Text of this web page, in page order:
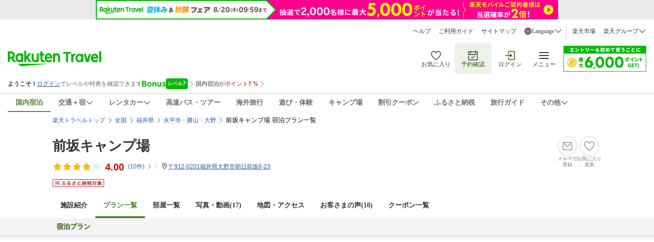
ヘルプ ご利用ガイド サイトマップ Language 楽天市場 楽天グループ
お気に入り 予約確認 ログイン メニュー
国内宿泊 交通＋宿 レンタカー 高速バス・ツアー 海外旅行 遊び・体験 キャンプ場 割引クーポン ふるさと納税 旅行ガイド その他
楽天トラベルトップ 全国 福井県 永平寺・勝山・大野 前坂キャンプ場 宿泊プラン一覧
前坂キャンプ場
4.00 (10件) 〒912-0201福井県大野市朝日前坂6-23
メルマガ
登録
お気に入り
追加
施設紹介 プラン一覧 部屋一覧 写真・動画(17) 地図・アクセス お客さまの声(10) クーポン一覧
宿泊プラン